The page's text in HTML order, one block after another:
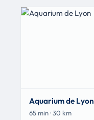
Aquarium de Lyon
65 min · 30 km